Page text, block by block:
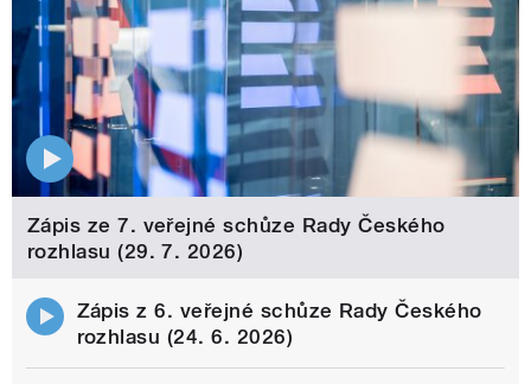
Zápis ze 7. veřejné schůze Rady Českého
rozhlasu (29. 7. 2026)
Zápis z 6. veřejné schůze Rady Českého
rozhlasu (24. 6. 2026)